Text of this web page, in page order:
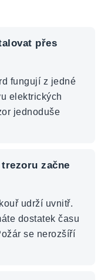
přes
fungují z jedné
elektrických
jednoduše
začne
udrží uvnitř.
dostatek času
se nerozšíří